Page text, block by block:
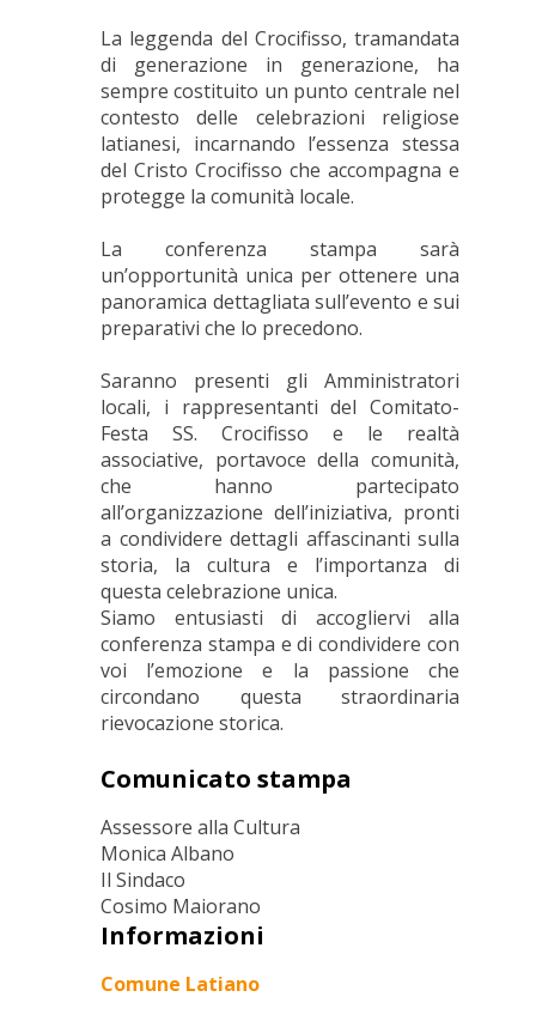
La leggenda del Crocifisso, tramandata
di generazione in generazione, ha
sempre costituito un punto centrale nel
contesto delle celebrazioni religiose
latianesi, incarnando l’essenza stessa
del Cristo Crocifisso che accompagna e
protegge la comunità locale.
La conferenza stampa sarà
un’opportunità unica per ottenere una
panoramica dettagliata sull’evento e sui
preparativi che lo precedono.
Saranno presenti gli Amministratori
locali, i rappresentanti del Comitato-
Festa SS. Crocifisso e le realtà
associative, portavoce della comunità,
che hanno partecipato
all’organizzazione dell’iniziativa, pronti
a condividere dettagli affascinanti sulla
storia, la cultura e l’importanza di
questa celebrazione unica.
Siamo entusiasti di accogliervi alla
conferenza stampa e di condividere con
voi l’emozione e la passione che
circondano questa straordinaria
rievocazione storica.
Comunicato stampa
Assessore alla Cultura
Monica Albano
Il Sindaco
Cosimo Maiorano
Informazioni
Comune Latiano